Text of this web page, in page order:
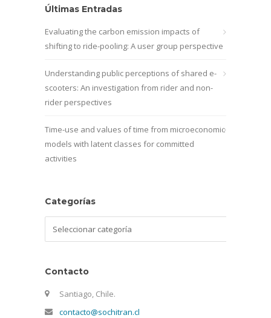
Últimas Entradas
Evaluating the carbon emission impacts of
shifting to ride-pooling: A user group perspective
Understanding public perceptions of shared e-
scooters: An investigation from rider and non-
rider perspectives
Time-use and values of time from microeconomic
models with latent classes for committed
activities
Categorías
Contacto
Santiago, Chile.
contacto@sochitran.cl